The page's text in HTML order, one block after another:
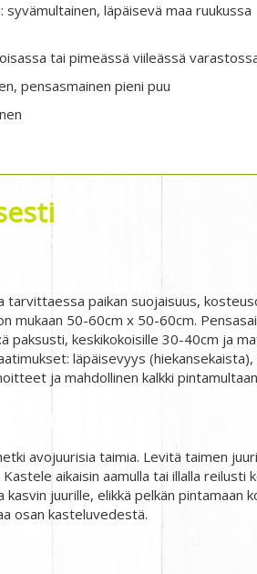
syvämultainen, läpäisevä maa ruukussa
tai pimeässä viileässä
pensasmainen pieni puu
tarvittaessa paikan suojaisuus,
mukaan 50-60cm x 50-60cm.
paksusti, keskikokoisille 30-40cm ja
läpäisevyys
ja mahdollinen kalkki
avojuurisia taimia. Levitä taimen
aikaisin aamulla tai illalla reilusti
juurille, elikkä pelkän
osan kasteluvedestä.